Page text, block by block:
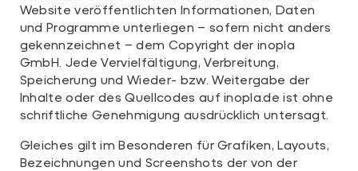
Website veröffentlichten Informationen, Daten
und Programme unterliegen – sofern nicht anders
gekennzeichnet – dem Copyright der inopla
GmbH. Jede Vervielfältigung, Verbreitung,
Speicherung und Wieder- bzw. Weitergabe der
Inhalte oder des Quellcodes auf inopla.de ist ohne
schriftliche Genehmigung ausdrücklich untersagt.
Gleiches gilt im Besonderen für Grafiken, Layouts,
Bezeichnungen und Screenshots der von der